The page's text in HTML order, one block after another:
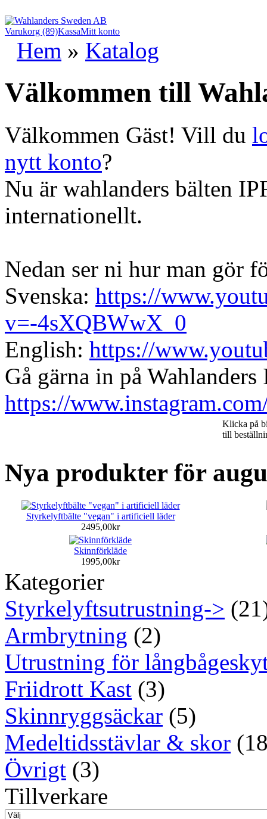
Varukorg (89)KassaMitt konto
Hem » Katalog
Välkommen till
Välkommen Gäst! Vill du
nytt konto?
Nu är wahlanders bälten
internationellt.
Nedan ser ni hur man gör
Svenska: https://
v=-4sXQBWwX_0
English: https://
Gå gärna in på
https://
Klicka på
till
Nya produkter för
Styrkelyftbälte "vegan" i artificiell läder
2495,00kr
Skinnförkläde
1995,00kr
Kategorier
Styrkelyftsutrustning->
Armbrytning (2)
Utrustning för
Friidrott Kast (3)
Skinnryggsäckar (5)
Medeltidsstävlar & skor
Övrigt (3)
Tillverkare